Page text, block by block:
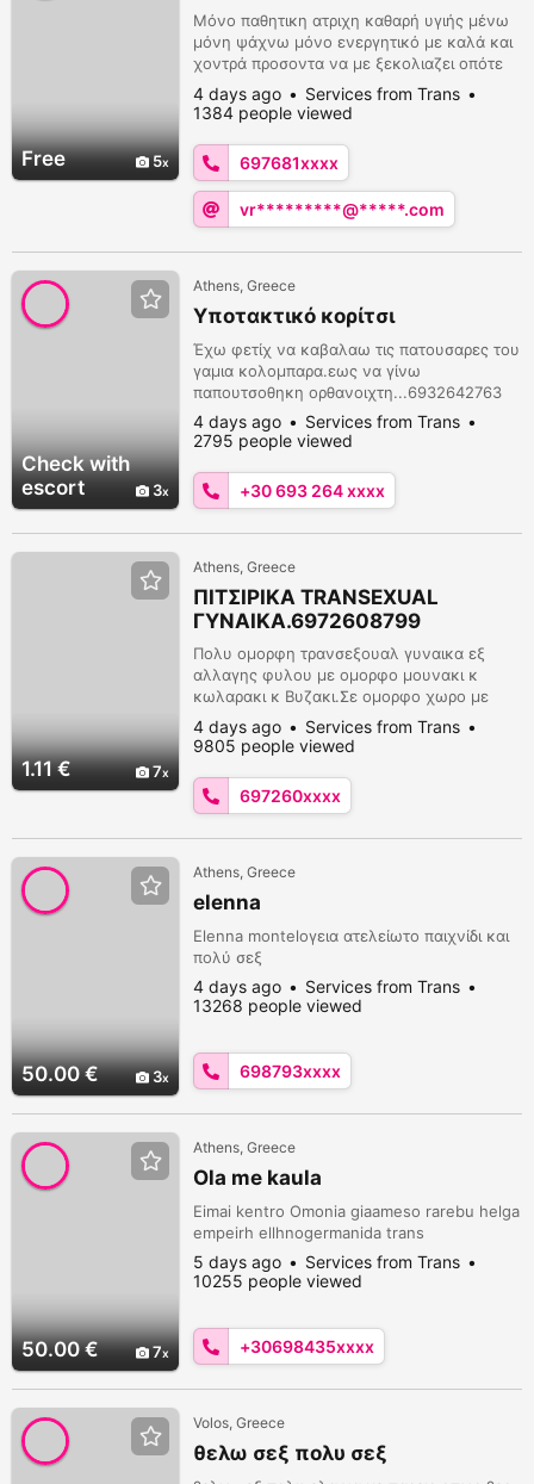
Free 5
Μόνο παθητικη ατριχη καθαρή υγιής μένω
μόνη ψάχνω μόνο ενεργητικό με καλά και
χοντρά προσοντα να με ξεκολιαζει οπότε
μπορούμε. Όχι πάνω από 45 ετών.περιοχες
Πειραιά Κερατσίνι και γυρω.
4 days ago
Services from Trans
1384 people viewed
697681xxxx
vr*********@*****.com
Check with
escort
3
Athens, Greece
Υποτακτικό κορίτσι
Έχω φετίχ να καβαλαω τις πατουσαρες του
γαμια κολομπαρα.εως να γίνω
παπουτσοθηκη ορθανοιχτη...6932642763
4 days ago
Services from Trans
2795 people viewed
+30 693 264 xxxx
1.11 € 7
Athens, Greece
ΠΙΤΣΙΡΙΚΑ TRANSEXUAL
ΓΥΝΑΙΚΑ.6972608799
Πολυ ομορφη τρανσεξουαλ γυναικα εξ
αλλαγης φυλου με ομορφο μουνακι κ
κωλαρακι κ Βυζακι.Σε ομορφο χωρο με
σοβαροτητα κ εχεμυθεια κ με ανεση
χρονου,Ομορφα παιχνιδια ανωμαλα κ
μη.Καθαριοτητα κ σοβαροτητα παρεχεται κ
ζητειται.Τηλ.6972608799.
4 days ago
Services from Trans
9805 people viewed
697260xxxx
50.00 € 3
Athens, Greece
elenna
Elenna monteloγεια ατελείωτο παιχνίδι και
πολύ σεξ
4 days ago
Services from Trans
13268 people viewed
698793xxxx
50.00 € 7
Athens, Greece
Ola me kaula
Eimai kentro Omonia giaameso rarebu helga
empeirh ellhnogermanida trans
5 days ago
Services from Trans
10255 people viewed
+30698435xxxx
Volos, Greece
θελω σεξ πολυ σεξ